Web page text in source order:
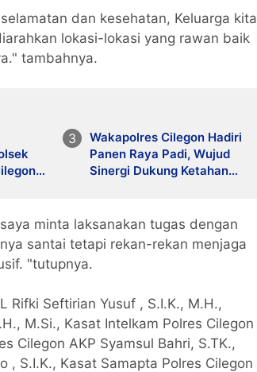
dan kesehatan, Keluarga kita
lokasi-lokasi yang rawan baik
tambahnya.
Wakapolres Cilegon Hadiri
Panen Raya Padi, Wujud
Sinergi Dukung Ketahanan
minta laksanakan tugas dengan
santai tetapi rekan-rekan menjaga
"tutupnya.
Rifki Seftirian Yusuf , S.I.K., M.H.,
M.Si., Kasat Intelkam Polres Cilegon
Cilegon AKP Syamsul Bahri, S.TK.,
, S.I.K., Kasat Samapta Polres Cilegon